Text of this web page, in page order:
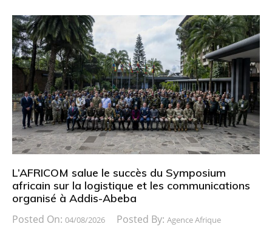
L’AFRICOM salue le succès du Symposium
africain sur la logistique et les communications
organisé à Addis-Abeba
Posted On: 04/08/2026 Posted By: Agence Afrique